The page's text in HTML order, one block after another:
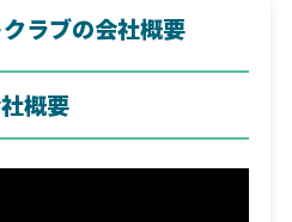
ラブの会社概要
概要